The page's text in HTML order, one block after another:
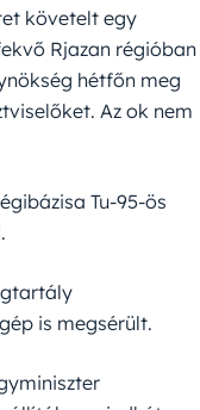
követelt egy
Rjazan régióban
hétfőn meg
Az ok nem
Tu-95-ös
is megsérült.